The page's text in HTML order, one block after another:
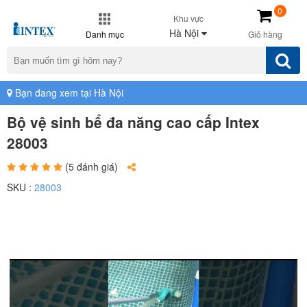
Danh mục
Khu vực
Hà Nội Giỏ hàng
0
Bạn đang xem tại Hà Nội
Bộ vệ sinh bể đa năng cao cấp Intex
28003
(5 đánh giá)
SKU : 28003